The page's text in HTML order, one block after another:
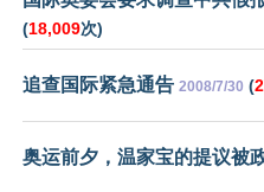
(18,009次)
追查国际紧急通告 2008/7/30 (
奥运前夕，温家宝的提议被